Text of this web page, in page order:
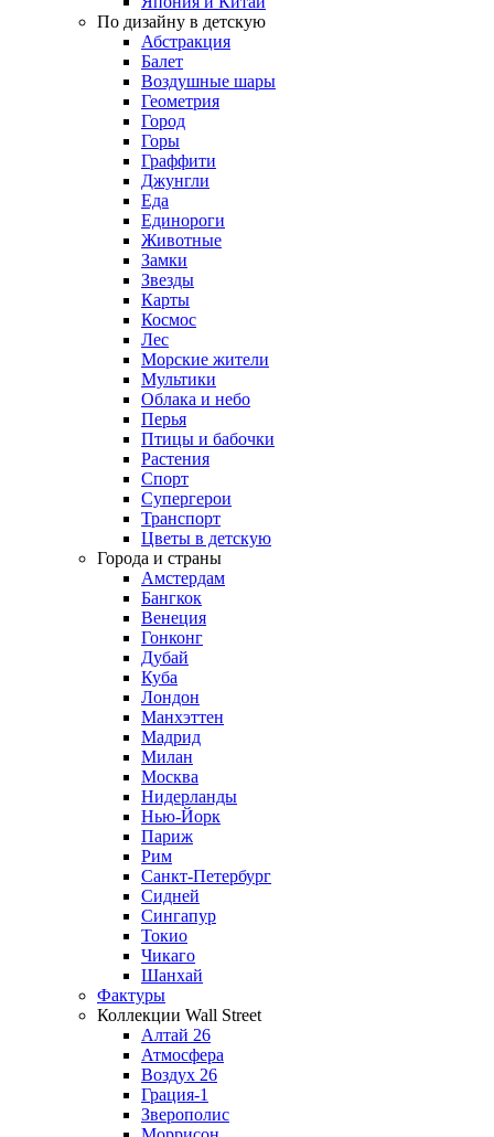
По дизайну в детскую
Абстракция
Балет
Воздушные шары
Геометрия
Город
Горы
Граффити
Джунгли
Еда
Единороги
Животные
Замки
Звезды
Карты
Космос
Лес
Морские жители
Мультики
Облака и небо
Перья
Птицы и бабочки
Растения
Спорт
Супергерои
Транспорт
Цветы в детскую
Города и страны
Амстердам
Бангкок
Венеция
Гонконг
Дубай
Куба
Лондон
Манхэттен
Мадрид
Милан
Москва
Нидерланды
Нью-Йорк
Париж
Рим
Санкт-Петербург
Сидней
Сингапур
Токио
Чикаго
Шанхай
Фактуры
Коллекции Wall Street
Алтай 26
Атмосфера
Воздух 26
Грация-1
Зверополис